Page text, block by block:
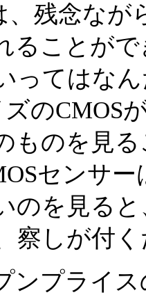
、残念な
ることが
ってはな
のCMOS
ものを見
センサ
のを見る
察しが付
プライス